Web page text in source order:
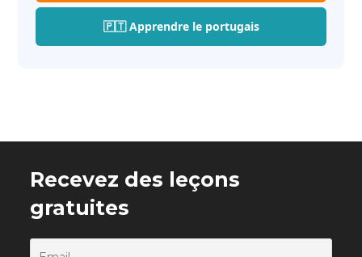
🇵🇹 Apprendre le portugais
Recevez des leçons
gratuites